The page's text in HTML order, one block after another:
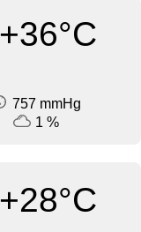
+36°C
757 mmHg
1 %
+28°C